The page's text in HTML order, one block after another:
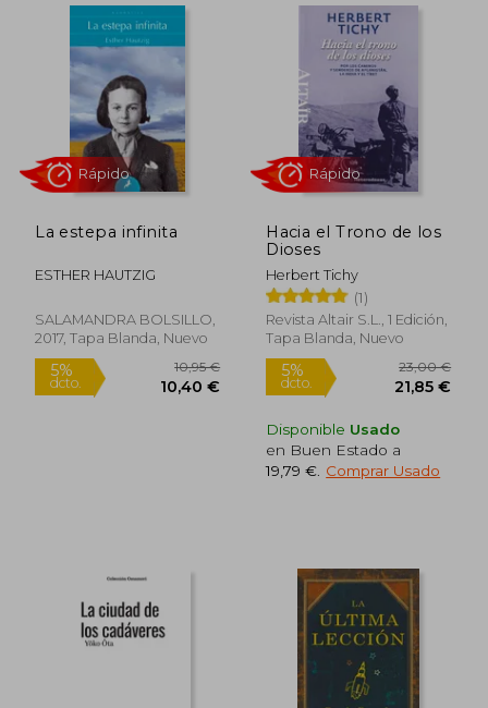
5%
dcto. 11,87 €
5%
dcto.
Rápido
La estepa infinita
ESTHER HAUTZIG
SALAMANDRA BOLSILLO,
2017, Tapa Blanda, Nuevo
Rápido
Hacia el Trono de los
Dioses
Herbert Tichy
(1)
Revista Altair S.L., 1 Edición,
Tapa Blanda, Nuevo
Rápido
Disponible Usado
en Buen Estado a
19,79 € Comprar Usado